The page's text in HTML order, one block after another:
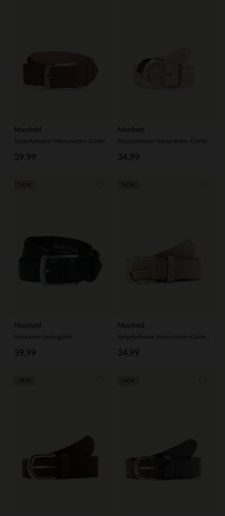
Manfield
Taupefarbener Veloursleder-Gürtel
39.99
Manfield
Beigefarbener Veloursleder-Gürtel
34.99
Manfield
Schwarzer Ledergürtel
39.99
Manfield
34.99